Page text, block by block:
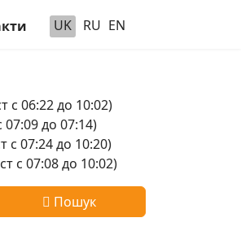
UK RU EN
с 06:22 до 10:02)
до 07:14)
07:24 до 10:20)
с 07:08 до 10:02)
Пошук